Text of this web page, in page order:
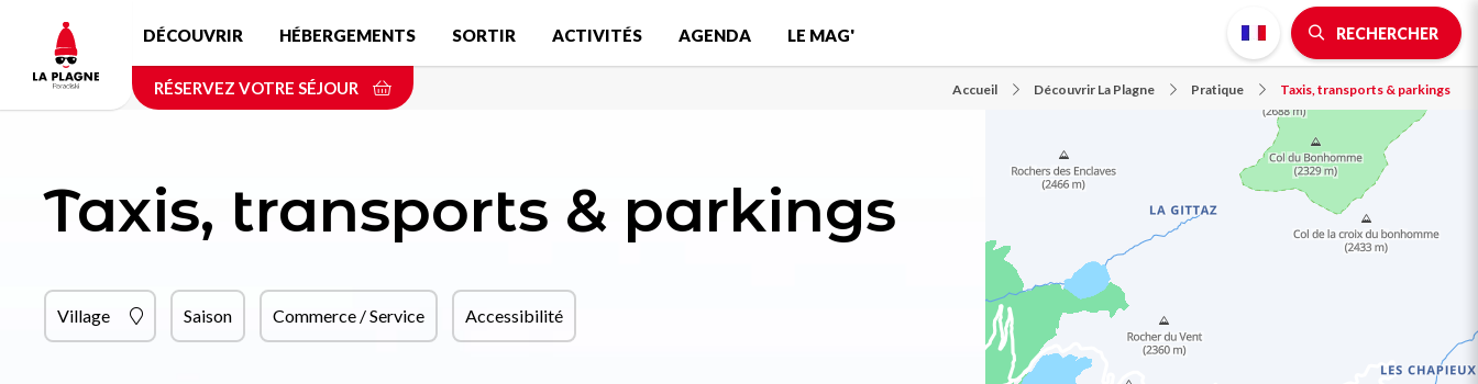
contenu
principal
DÉCOUVRIR HÉBERGEMENTS SORTIR ACTIVITÉS AGENDA LE MAG' RECHERCHER
RÉSERVEZ VOTRE SÉJOUR Accueil Découvrir La Plagne Pratique Taxis, transports & parkings
Taxis, transports & parkings
Village Saison Commerce / Service Accessibilité